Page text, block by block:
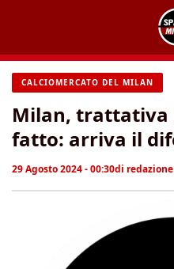
contenuto
CALCIOMERCATO DEL MILAN
Milan, trattativa
fatto: arriva il
29 Agosto 2024 - 00:30di redazione